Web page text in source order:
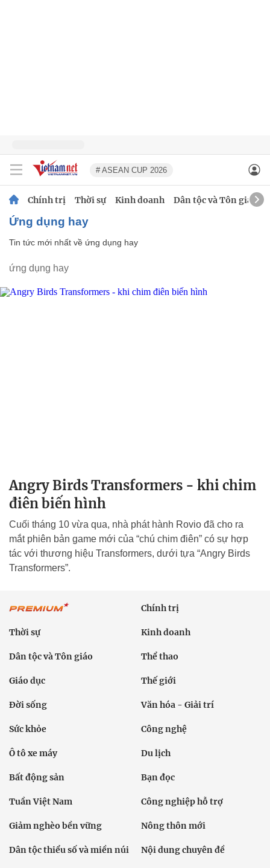
# ASEAN CUP 2026
Chính trị Thời sự Kinh doanh Dân tộc và Tôn giáo
ứng dụng hay
Tin tức mới nhất về ứng dụng hay
ứng dụng hay
Angry Birds Transformers - khi chim
điên biến hình
Cuối tháng 10 vừa qua, nhà phát hành Rovio đã cho ra
mắt phiên bản game mới của “chú chim điên” có sự hợp
tác với thương hiệu Transformers, dưới tựa “Angry Birds
Transformers”.
Chính trị
Thời sự Kinh doanh
Dân tộc và Tôn giáo Thể thao
Giáo dục Thế giới
Đời sống Văn hóa - Giải trí
Sức khỏe Công nghệ
Ô tô xe máy Du lịch
Bất động sản Bạn đọc
Tuần Việt Nam Công nghiệp hỗ trợ
Giảm nghèo bền vững Nông thôn mới
Dân tộc thiểu số và miền núi Nội dung chuyên đề